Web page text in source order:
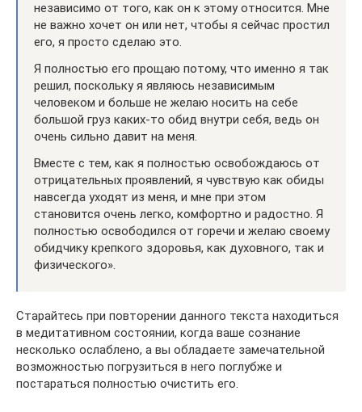
независимо от того, как он к этому относится. Мне
не важно хочет он или нет, чтобы я сейчас простил
его, я просто сделаю это.
Я полностью его прощаю потому, что именно я так
решил, поскольку я являюсь независимым
человеком и больше не желаю носить на себе
большой груз каких-то обид внутри себя, ведь он
очень сильно давит на меня.
Вместе с тем, как я полностью освобождаюсь от
отрицательных проявлений, я чувствую как обиды
навсегда уходят из меня, и мне при этом
становится очень легко, комфортно и радостно. Я
полностью освободился от горечи и желаю своему
обидчику крепкого здоровья, как духовного, так и
физического».
Старайтесь при повторении данного текста находиться
в медитативном состоянии, когда ваше сознание
несколько ослаблено, а вы обладаете замечательной
возможностью погрузиться в него поглубже и
постараться полностью очистить его.